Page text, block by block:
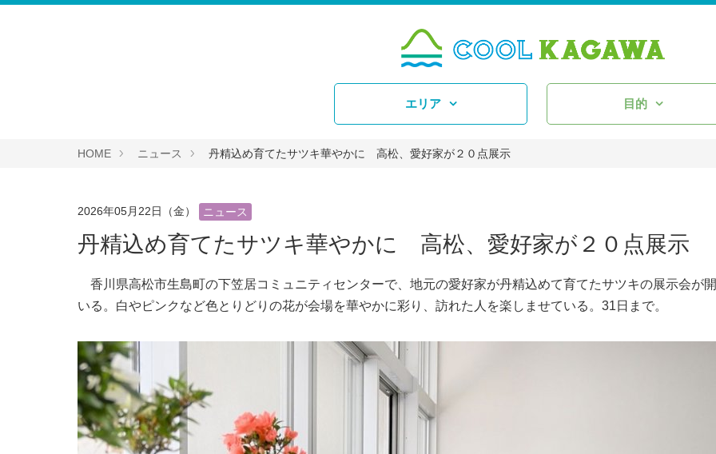
エリア 目的
HOME ニュース 丹精込め育てたサツキ華やかに 高松、愛好家が２０点展示
2026年05月22日（金） ニュース
丹精込め育てたサツキ華やかに 高松、愛好家が２０点展示
香川県高松市生島町の下笠居コミュニティセンターで、地元の愛好家が丹精込めて育てたサツキの展示会が
いる。白やピンクなど色とりどりの花が会場を華やかに彩り、訪れた人を楽しませている。31日まで。